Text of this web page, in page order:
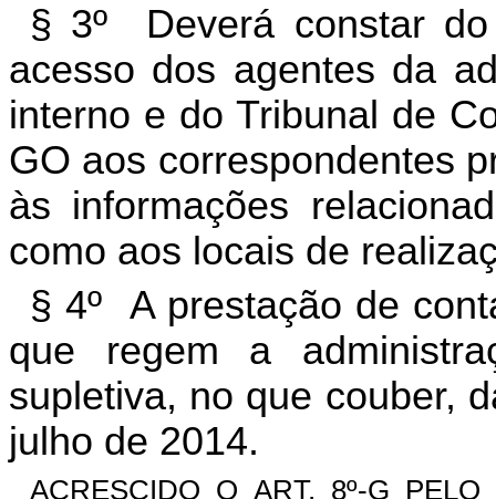
§ 3º Deverá constar
acesso dos agentes da
interno e do Tribunal de
GO aos correspondentes
às informações
como aos locais de
§ 4º A prestação de
que regem a
supletiva, no que couber,
julho de 2014.
ACRESCIDO O ART. 8º-G PELO